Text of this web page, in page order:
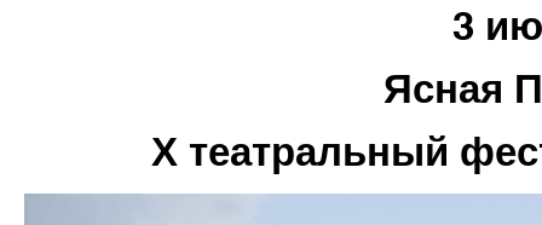
3
Ясная
Х театральный